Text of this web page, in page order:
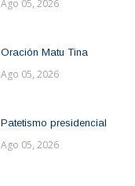
Ago 05, 2026
Oración Matu Tina
Ago 05, 2026
Patetismo presidencial
Ago 05, 2026